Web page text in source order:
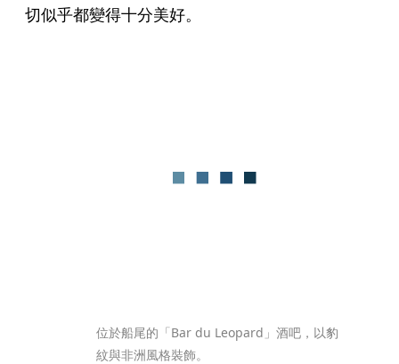
切似乎都變得十分美好。
位於船尾的「Bar du Leopard」酒吧，以豹
紋與非洲風格裝飾。